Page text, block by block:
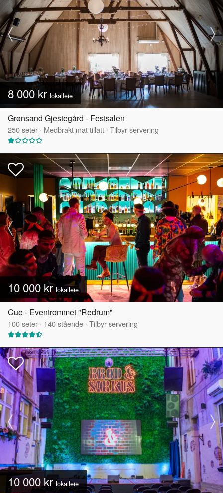
8 000 kr lokalleie
Grønsand Gjestegård - Festsalen
250seter · Medbrakt mat tillatt · Tilbyr servering
10 000 krlokalleie
Cue - Eventrommet "Redrum"
100seter · 140stående · Tilbyr servering
10 000 kr lokalleie